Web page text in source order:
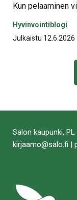
Kun pelaaminen
Hyvinvointiblogi
Julkaistu 12.6.2026
Salon kaupunki,
kirjaamo@salo.fi |